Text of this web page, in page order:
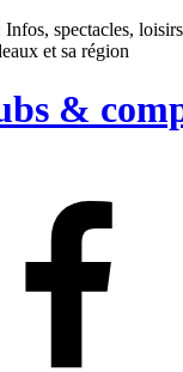
spectacles,
et sa région